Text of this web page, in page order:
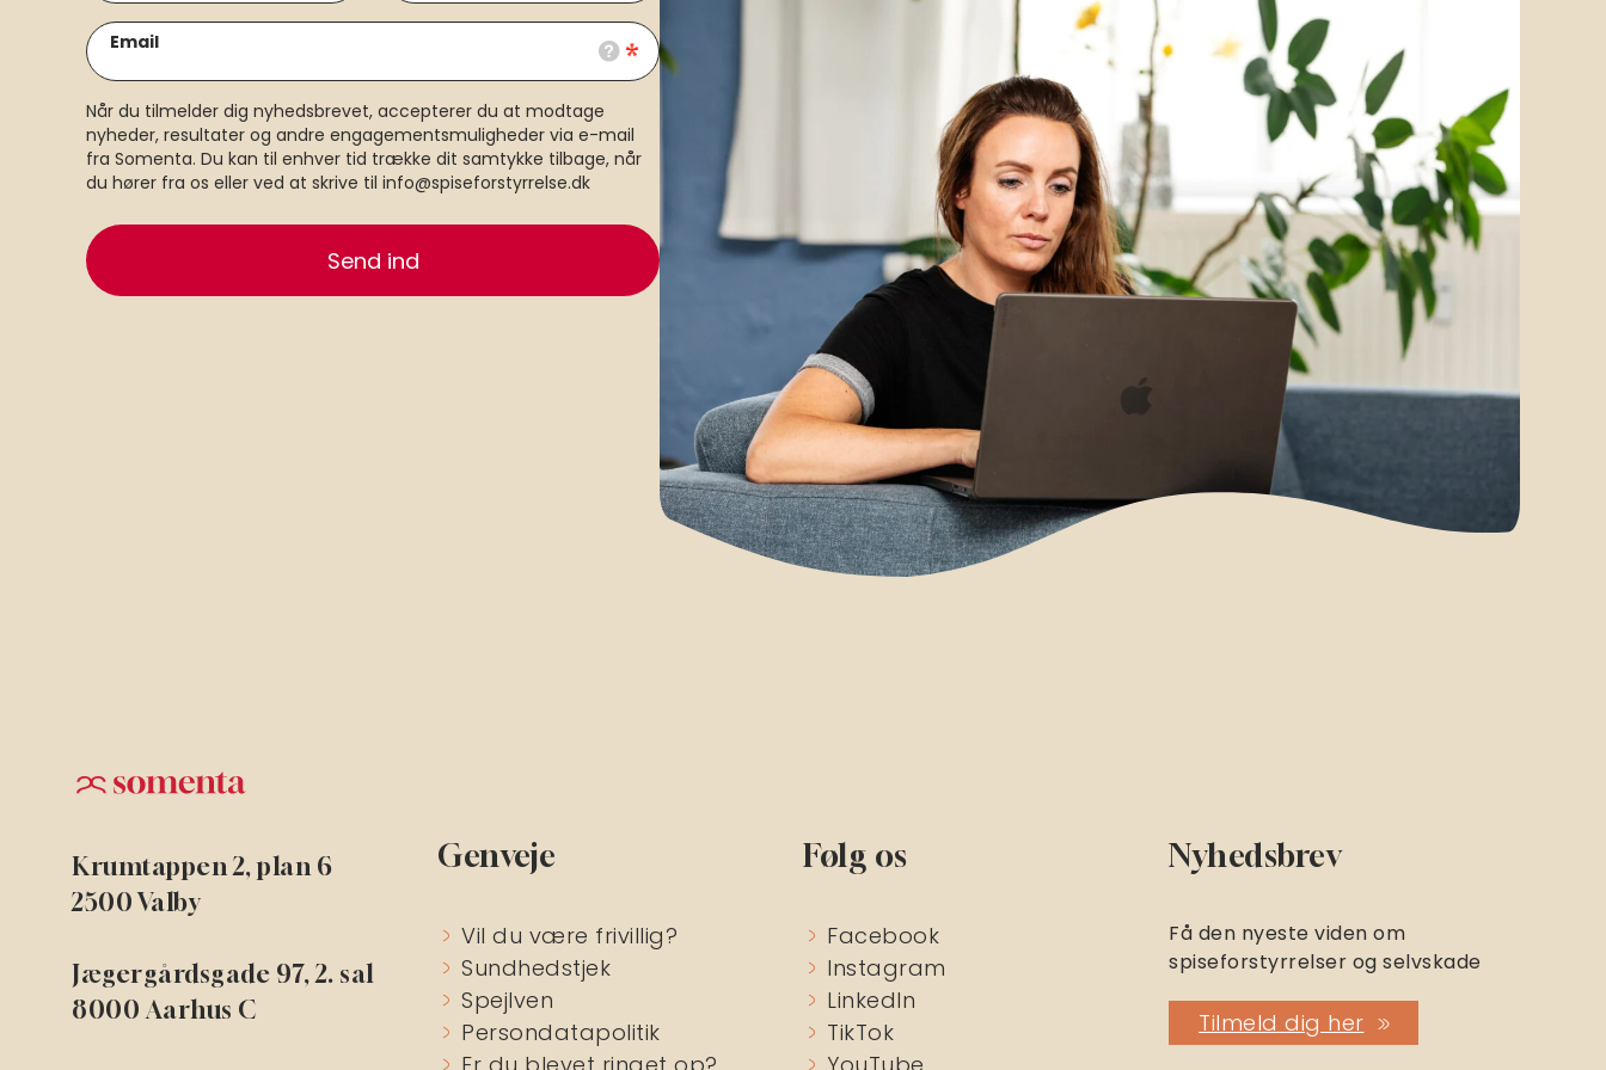
Krumtappen 2, plan 6
2500 Valby
Jægergårdsgade 97, 2. sal
8000 Aarhus C
Genveje
Vil du være frivillig?
Sundhedstjek
Spejlven
Persondatapolitik
Følg os
Facebook
Instagram
LinkedIn
TikTok
Nyhedsbrev
Få den nyeste viden om
spiseforstyrrelser og selvskade
Tilmeld dig her